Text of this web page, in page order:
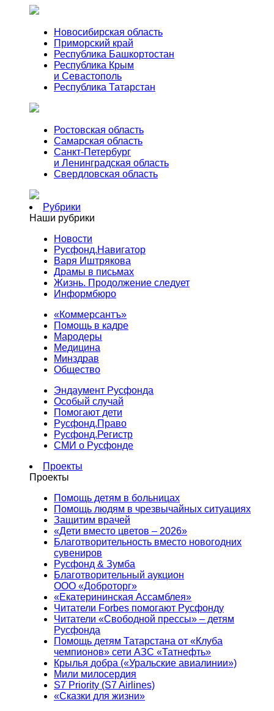
Новосибирская область
Приморский край
Республика Башкортостан
Республика Крым
и Севастополь
Республика Татарстан
Ростовская область
Самарская область
Санкт-Петербург
и Ленинградская область
Свердловская область
Рубрики
Наши рубрики
Новости
Русфонд.Навигатор
Варя Иштрякова
Драмы в письмах
Жизнь. Продолжение следует
Информбюро
«Коммерсантъ»
Помощь в кадре
Мародеры
Медицина
Минздрав
Общество
Эндаумент Русфонда
Особый случай
Помогают дети
Русфонд.Право
Русфонд.Регистр
СМИ о Русфонде
Проекты
Проекты
Помощь детям в больницах
Помощь людям в чрезвычайных ситуациях
Защитим врачей
«Дети вместо цветов – 2026»
Благотворительность вместо новогодних
сувениров
Русфонд & Зумба
Благотворительный аукцион
ООО «Доброторг»
«Екатерининская Ассамблея»
Читатели Forbes помогают Русфонду
Читатели «Свободной прессы» – детям
Русфонда
Помощь детям Татарстана от «Клуба
чемпионов» сети АЗС «Татнефть»
Крылья добра («Уральские авиалинии»)
Мили милосердия
S7 Priority (S7 Airlines)
«Сказки для жизни»